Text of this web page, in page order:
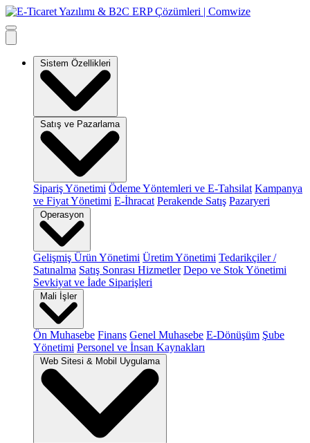
Sistem Özellikleri
Satış ve Pazarlama
Sipariş Yönetimi Ödeme Yöntemleri ve E-Tahsilat Kampanya
ve Fiyat Yönetimi E-İhracat Perakende Satış Pazaryeri
Operasyon
Gelişmiş Ürün Yönetimi Üretim Yönetimi Tedarikçiler /
Satınalma Satış Sonrası Hizmetler Depo ve Stok Yönetimi
Sevkiyat ve İade Siparişleri
Mali İşler
Ön Muhasebe Finans Genel Muhasebe E-Dönüşüm Şube
Yönetimi Personel ve İnsan Kaynakları
Web Sitesi & Mobil Uygulama